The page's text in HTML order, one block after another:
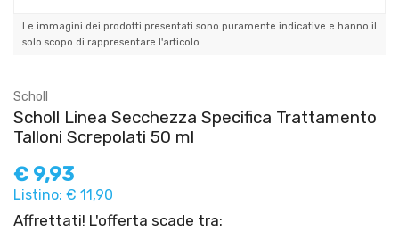
Le immagini dei prodotti presentati sono puramente indicative e hanno il
solo scopo di rappresentare l'articolo.
Scholl
Scholl Linea Secchezza Specifica Trattamento
Talloni Screpolati 50 ml
€ 9,93
Listino: € 11,90
Affrettati! L'offerta scade tra: